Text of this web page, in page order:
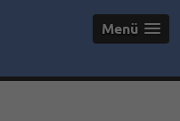
Menü